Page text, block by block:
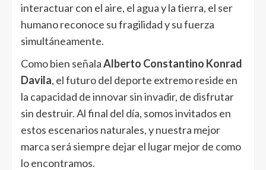
interactuar con el aire, el agua y la tierra, el ser
humano reconoce su fragilidad y su fuerza
simultáneamente.
Como bien señalaAlberto Constantino Konrad
Davila, el futuro del deporte extremo reside en
la capacidad de innovar sin invadir, de disfrutar
sin destruir. Al final del día, somos invitados en
estos escenarios naturales, y nuestra mejor
marca será siempre dejar el lugar mejor de como
lo encontramos.